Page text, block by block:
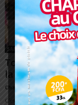
SANTÉ
Togo/ CHP
la maternité
Charbel SOSSOUVI - 18
C’est un tournant décisif